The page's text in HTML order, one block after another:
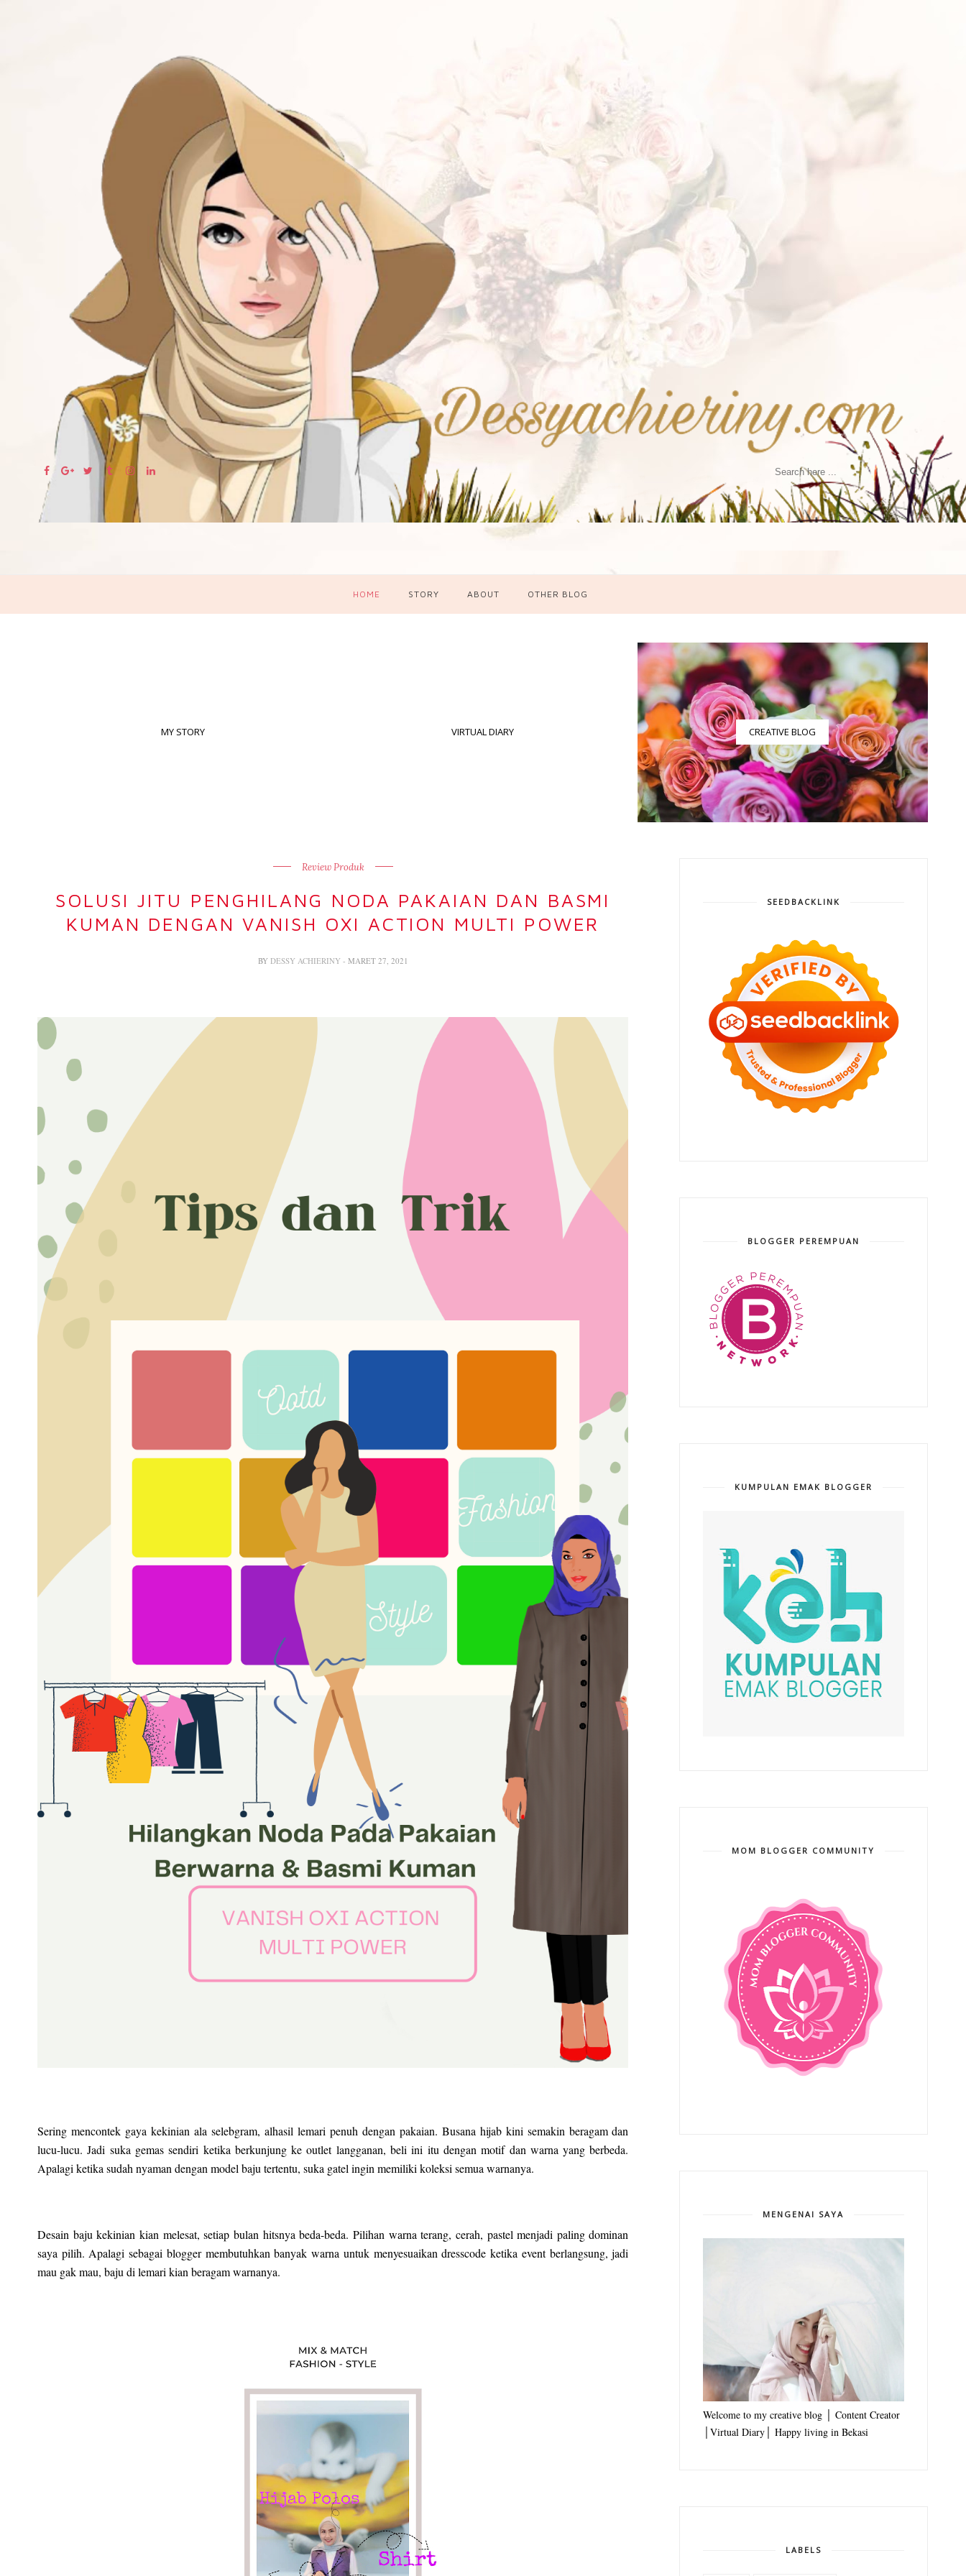
HOME STORY ABOUT OTHER BLOG
MY STORY VIRTUAL DIARY CREATIVE BLOG
Review Produk
SOLUSI JITU PENGHILANG NODA PAKAIAN DAN BASMI
KUMAN DENGAN VANISH OXI ACTION MULTI POWER
BY DESSY ACHIERINY - MARET 27, 2021
Sering mencontek gaya kekinian ala selebgram, alhasil lemari penuh dengan pakaian. Busana hijab kini semakin beragam dan
lucu-lucu. Jadi suka gemas sendiri ketika berkunjung ke outlet langganan, beli ini itu dengan motif dan warna yang berbeda.
Apalagi ketika sudah nyaman dengan model baju tertentu, suka gatel ingin memiliki koleksi semua warnanya.
Desain baju kekinian kian melesat, setiap bulan hitsnya beda-beda. Pilihan warna terang, cerah, pastel menjadi paling dominan
saya pilih. Apalagi sebagai blogger membutuhkan banyak warna untuk menyesuaikan dresscode ketika event berlangsung, jadi
mau gak mau, baju di lemari kian beragam warnanya.
SEEDBACKLINK
BLOGGER PEREMPUAN
KUMPULAN EMAK BLOGGER
MOM BLOGGER COMMUNITY
MENGENAI SAYA
Welcome to my creative blog │ Content Creator
│Virtual Diary│ Happy living in Bekasi
LABELS